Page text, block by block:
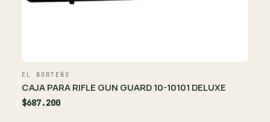
EL NORTEÑO
CAJA PARA RIFLE GUN GUARD 10-10101 DELUXE
$687.200